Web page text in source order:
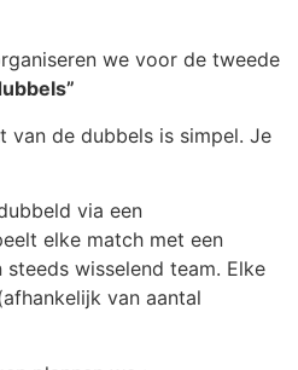
we voor de tweede
van de dubbels is simpel. Je
via een
elke match met een
wisselend team. Elke
van aantal